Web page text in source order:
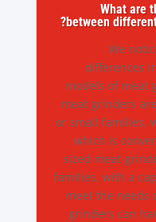
What are
between
We
differences
models of meat
meat grinders
or small families,
which is
sized meat
families, with a
meet the needs
grinders can